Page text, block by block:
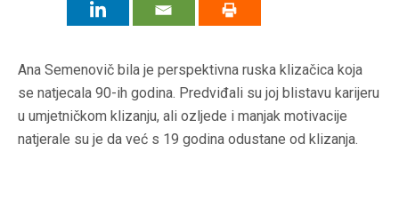
Ana Semenovič bila je perspektivna ruska klizačica koja
se natjecala 90-ih godina. Predviđali su joj blistavu karijeru
u umjetničkom klizanju, ali ozljede i manjak motivacije
natjerale su je da već s 19 godina odustane od klizanja.